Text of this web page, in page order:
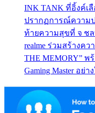
INK TANK ที่อิ้งค์เลื
ปรากฏการณ์ความป
ท้ายความสุขที่ จ ช
realme ร่วมสร้างค
THE MEMORY”
Gaming Master อย่า